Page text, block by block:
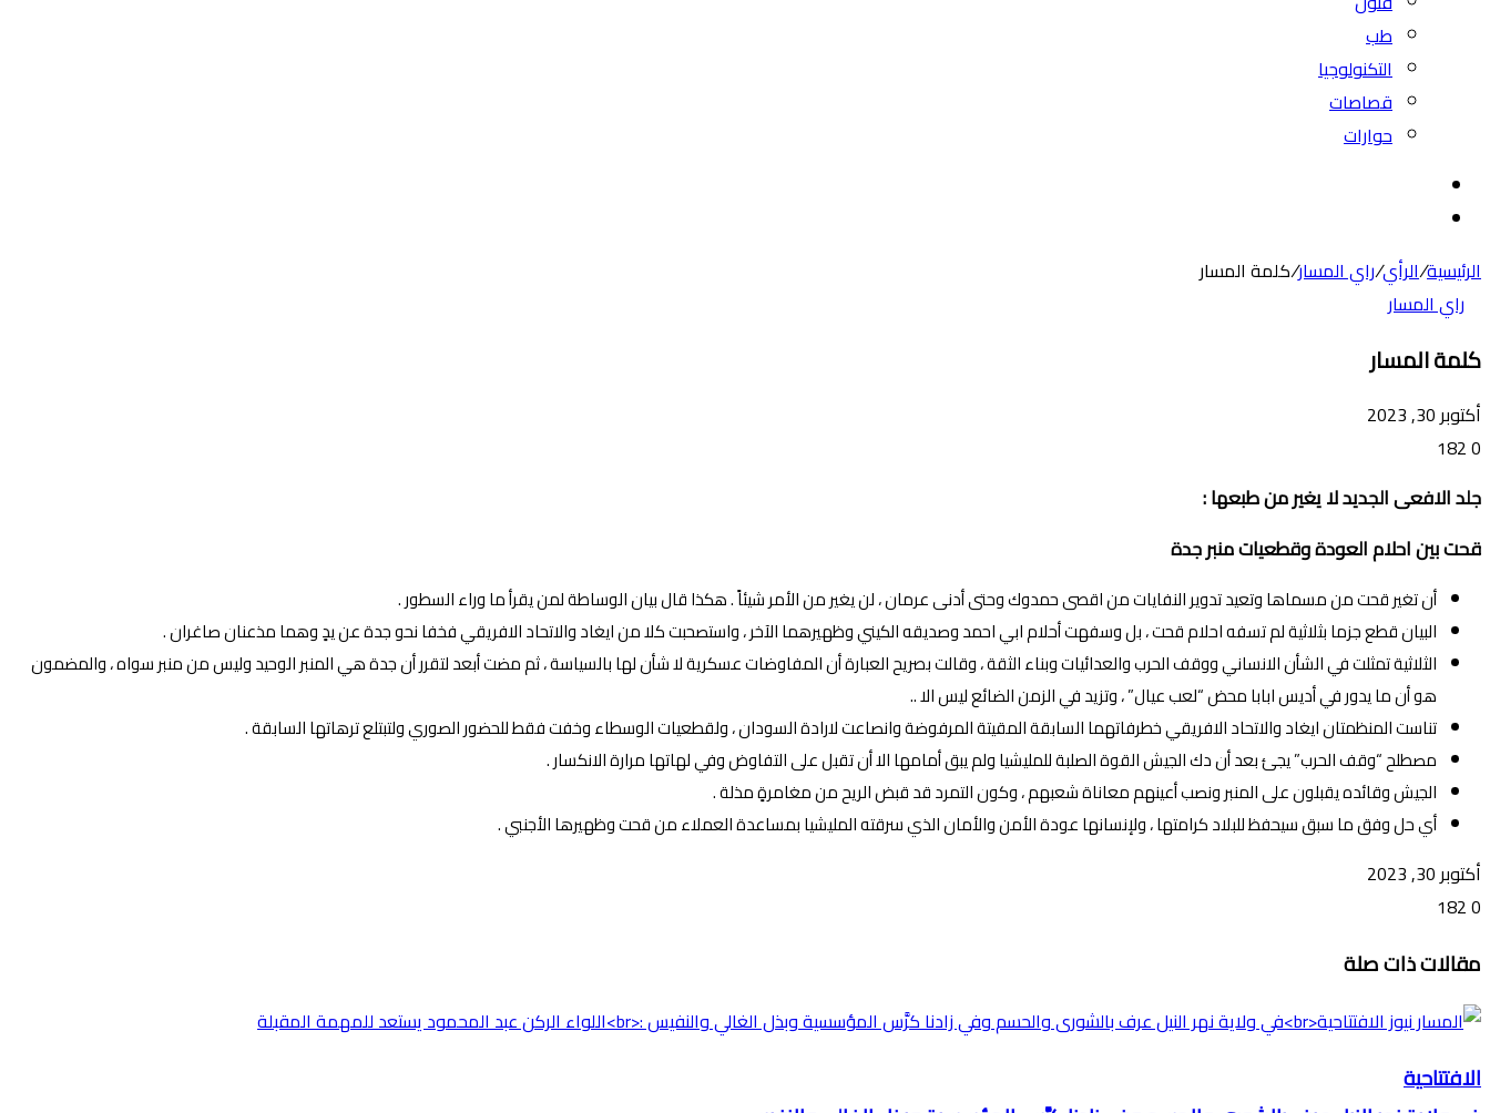
طب
التكنولوجيا
قصاصات
حوارات
المظلم
الرئيسية/الرأي/راي المسار/كلمة المسار
راي المسار
كلمة المسار
أكتوبر 30, 2023
0
جلد الافعى الجديد لا يغير من طبعها :
قحت بين احلام العودة وقطعيات منبر جدة
أن تغير قحت من مسماها وتعيد تدوير النفايات من اقصى حمدوك وحتى أدنى عرمان ، لن يغير من الأمر شيئاً . هكذا قال بيان الوساطة لمن يقرأ ما وراء السطور .
البيان قطع جزما بثلاثية لم تسفه احلام قحت ، بل وسفهت أحلام ابي احمد وصديقه الكيني وظهيرهما الآخر ، واستصحبت كلا من ايغاد والاتحاد الافريقي فخفا نحو جدة عن يدٍ وهما مذعنان صاغران .
الثلاثية تمثلت في الشأن الانساني ووقف الحرب والعدائيات وبناء الثقة ، وقالت بصريح العبارة أن المفاوضات عسكرية لا شأن لها بالسياسة ، ثم مضت أبعد لتقرر أن جدة هي المنبر الوحيد وليس من منبر سواه ، والمضمون
هو أن ما يدور في أديس ابابا محض “لعب عيال” ، وتزيد في الزمن الضائع ليس الا ..
تناست المنظمتان ايغاد والاتحاد الافريقي خطرفاتهما السابقة المقيتة المرفوضة وانصاعت لارادة السودان ، ولقطعيات الوسطاء وخفت فقط للحضور الصوري ولتبتلع ترهاتها السابقة .
مصطلح “وقف الحرب” يجئ بعد أن دك الجيش القوة الصلبة للمليشيا ولم يبق أمامها الا أن تقبل على التفاوض وفي لهاتها مرارة الانكسار .
الجيش وقائده يقبلون على المنبر ونصب أعينهم معاناة شعبهم ، وكون التمرد قد قبض الريح من مغامرةٍ مذلة .
أي حل وفق ما سبق سيحفظ للبلاد كرامتها ، ولإنسانها عودة الأمن والأمان الذي سرقته المليشيا بمساعدة العملاء من قحت وظهيرها الأجنبي .
أكتوبر 30, 2023
0
عبر
البريد
مقالات ذات صلة
الافتتاحية